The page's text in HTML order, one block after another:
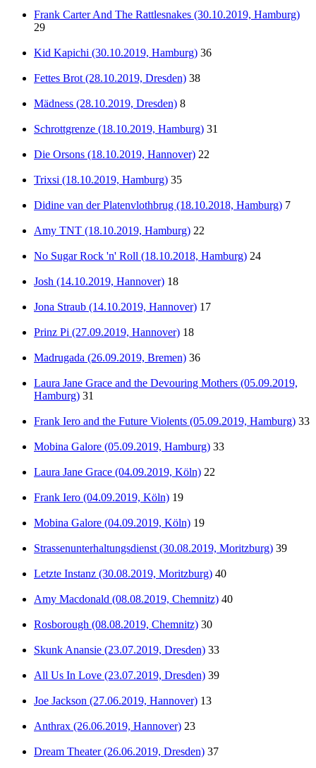
Frank Carter And The Rattlesnakes (30.10.2019, Hamburg)
29
Kid Kapichi (30.10.2019, Hamburg) 36
Fettes Brot (28.10.2019, Dresden) 38
Mädness (28.10.2019, Dresden) 8
Schrottgrenze (18.10.2019, Hamburg) 31
Die Orsons (18.10.2019, Hannover) 22
Trixsi (18.10.2019, Hamburg) 35
Didine van der Platenvlothbrug (18.10.2018, Hamburg) 7
Amy TNT (18.10.2019, Hamburg) 22
No Sugar Rock 'n' Roll (18.10.2018, Hamburg) 24
Josh (14.10.2019, Hannover) 18
Jona Straub (14.10.2019, Hannover) 17
Prinz Pi (27.09.2019, Hannover) 18
Madrugada (26.09.2019, Bremen) 36
Laura Jane Grace and the Devouring Mothers (05.09.2019,
Hamburg) 31
Frank Iero and the Future Violents (05.09.2019, Hamburg) 33
Mobina Galore (05.09.2019, Hamburg) 33
Laura Jane Grace (04.09.2019, Köln) 22
Frank Iero (04.09.2019, Köln) 19
Mobina Galore (04.09.2019, Köln) 19
Strassenunterhaltungsdienst (30.08.2019, Moritzburg) 39
Letzte Instanz (30.08.2019, Moritzburg) 40
Amy Macdonald (08.08.2019, Chemnitz) 40
Rosborough (08.08.2019, Chemnitz) 30
Skunk Anansie (23.07.2019, Dresden) 33
All Us In Love (23.07.2019, Dresden) 39
Joe Jackson (27.06.2019, Hannover) 13
Anthrax (26.06.2019, Hannover) 23
Dream Theater (26.06.2019, Dresden) 37